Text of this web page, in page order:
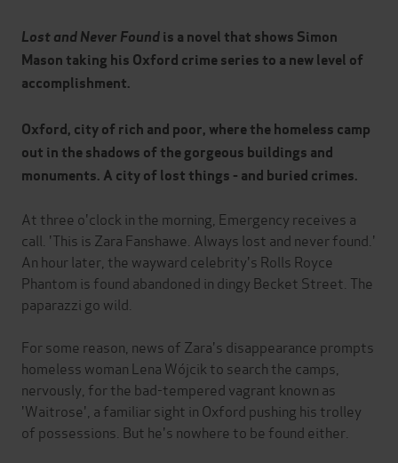
Lost and Never Foundis a novel that shows Simon
Mason taking his Oxford crime series to a new level of
accomplishment.
Oxford, city of rich and poor, where the homeless camp
out in the shadows of the gorgeous buildings and
monuments. A city of lost things - and buried crimes.
At three o'clock in the morning, Emergency receives a
call. 'This is Zara Fanshawe. Always lost and never found.'
An hour later, the wayward celebrity's Rolls Royce
Phantom is found abandoned in dingy Becket Street. The
paparazzi go wild.
For some reason, news of Zara's disappearance prompts
homeless woman Lena Wójcik to search the camps,
nervously, for the bad-tempered vagrant known as
'Waitrose', a familiar sight in Oxford pushing his trolley
of possessions. But he's nowhere to be found either.